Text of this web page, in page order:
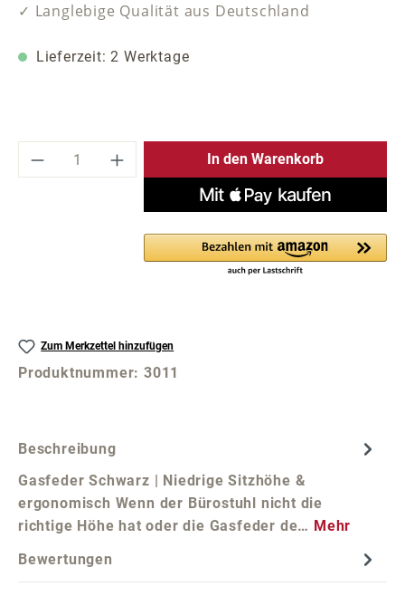
✓ Langlebige Qualität aus Deutschland
Lieferzeit: 2 Werktage
Produkt Anzahl: Gib den gewünschten
In den Warenkorb
Zum Merkzettel hinzufügen
Produktnummer:3011
Beschreibung
Gasfeder Schwarz | Niedrige Sitzhöhe &
ergonomisch Wenn der Bürostuhl nicht die
richtige Höhe hat oder die Gasfeder de… Mehr
Bewertungen